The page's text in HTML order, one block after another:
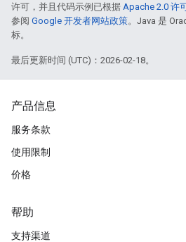
许可，并且代码示例已根据 Apache 2.0 许
参阅 Google 开发者网站政策。Java 是
标。
最后更新时间 (UTC)：2026-02-18。
产品信息
服务条款
使用限制
价格
帮助
支持渠道